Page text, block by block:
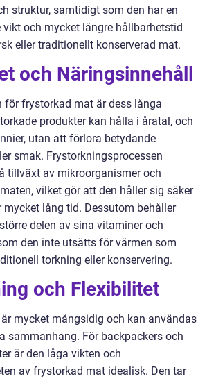
struktur, samtidigt som den har en
och mycket längre hållbarhetstid
eller traditionellt konserverad mat.
och Näringsinnehåll
för frystorkad mat är dess långa
produkter kan hålla i åratal, och
utan att förlora betydande
smak. Frystorkningsprocessen
tillväxt av mikroorganismer och
vilket gör att den håller sig säker
mycket lång tid. Dessutom behåller
delen av sina vitaminer och
den inte utsätts för värmen som
torkning eller konservering.
och Flexibilitet
mycket mångsidig och kan användas
sammanhang. För backpackers och
är den låga vikten och
av frystorkad mat idealisk. Den tar